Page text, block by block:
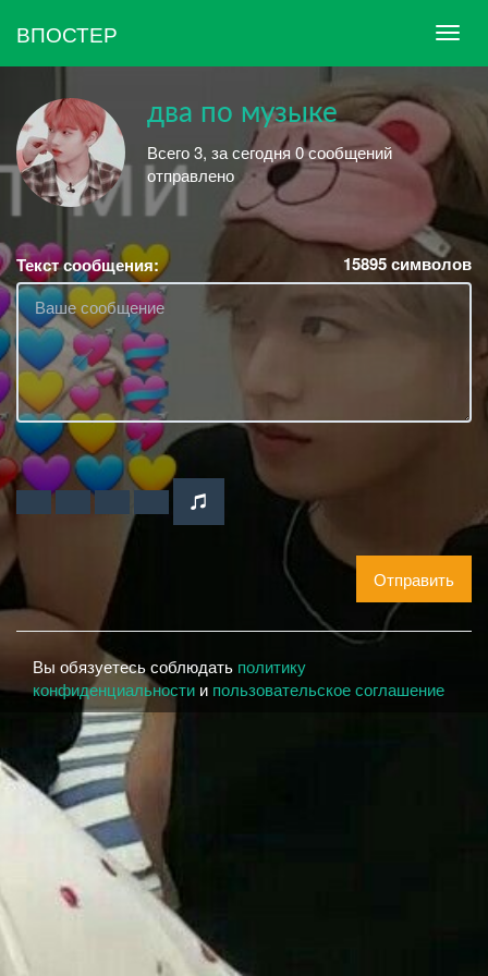
ВПОСТЕР
два по музыке
Всего 3, за сегодня 0 сообщений
отправлено
Текст сообщения: 15895символов
Отправить
Вы обязуетесь соблюдать политику
конфиденциальности и пользовательское соглашение